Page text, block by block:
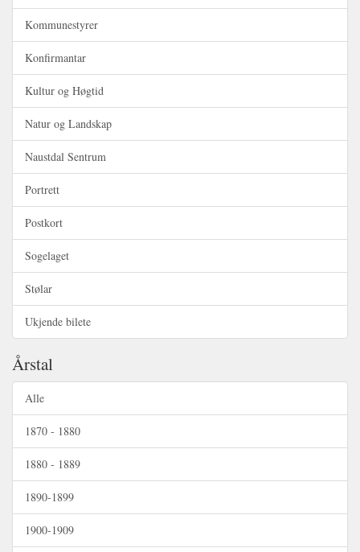
Kommunestyrer
Konfirmantar
Kultur og Høgtid
Natur og Landskap
Naustdal Sentrum
Portrett
Postkort
Sogelaget
Stølar
Ukjende bilete
Årstal
Alle
1870 - 1880
1880 - 1889
1890-1899
1900-1909